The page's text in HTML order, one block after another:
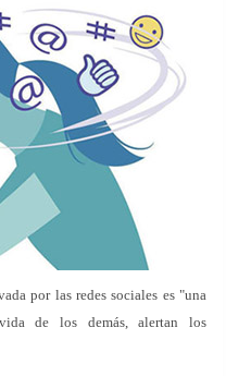
por las redes sociales es "una
de los demás, alertan los